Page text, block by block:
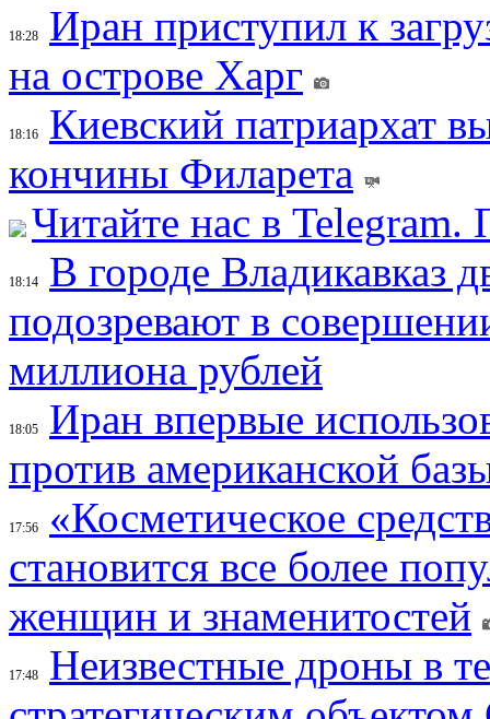
18:28
Иран приступил к
на острове Харг
18:16
Киевский патриархат
кончины Филарета
Читайте нас в
18:14
В городе Владикавказ
подозревают в
миллиона рублей
18:05
Иран впервые
против американской
17:56
«Косметическое
становится все более
женщин и знаменитостей
17:48
Неизвестные дроны в